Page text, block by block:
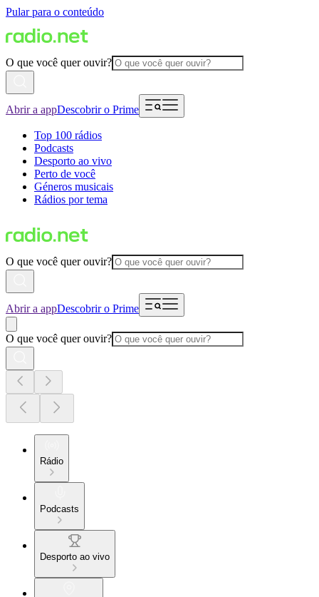
Pular para o conteúdo
O que você quer ouvir?
Abrir a appDescobrir o Prime
Top 100 rádios
Podcasts
Desporto ao vivo
Perto de você
Géneros musicais
Rádios por tema
O que você quer ouvir?
Abrir a appDescobrir o Prime
O que você quer ouvir?
Rádio
Podcasts
Desporto ao vivo